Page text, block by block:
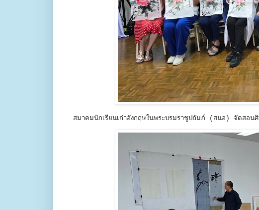
สมาคมนักเรียนเก่าอังกฤษในพระบรมราชูปถัมภ์ (สนอ) จัดสอ